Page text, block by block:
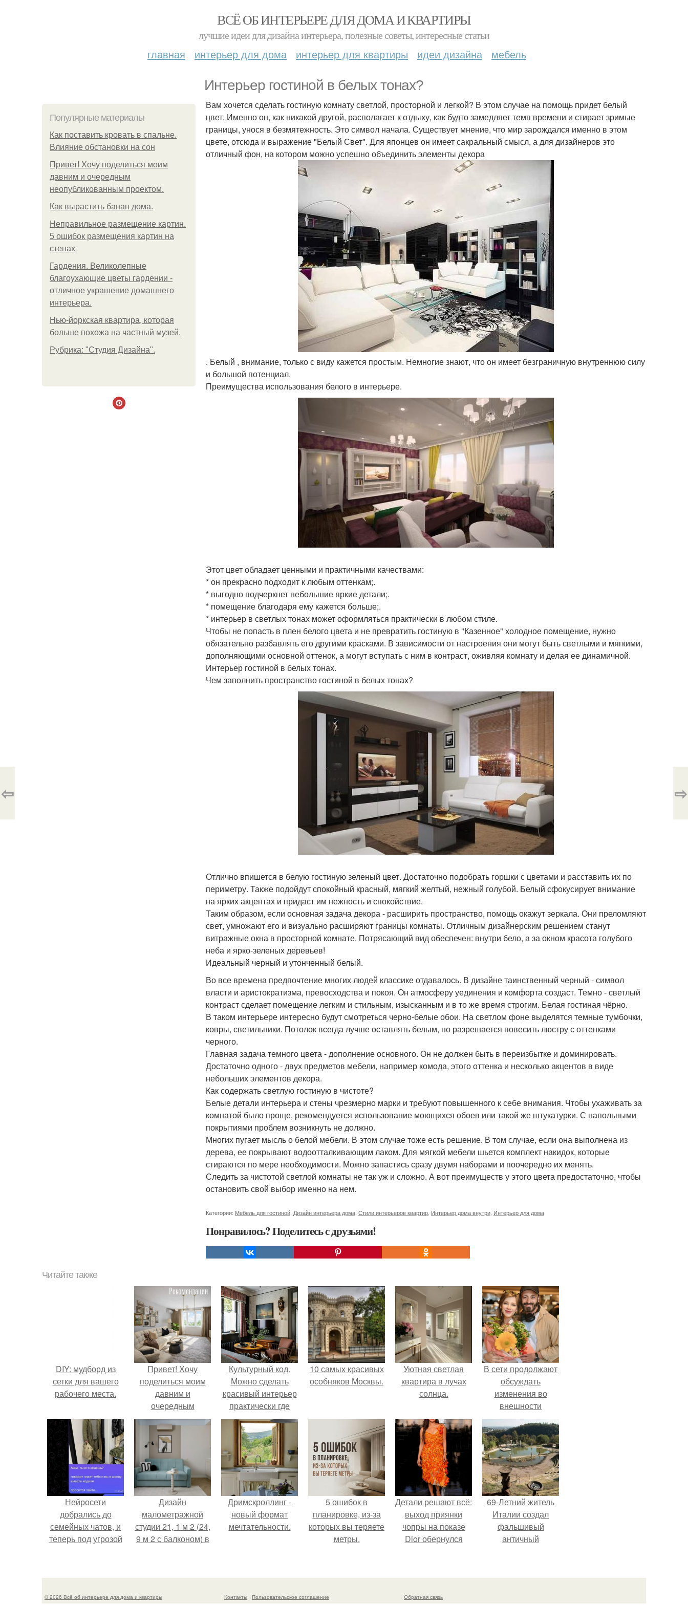
ВСЁ ОБ ИНТЕРЬЕРЕ ДЛЯ ДОМА И КВАРТИРЫ
лучшие идеи для дизайна интерьера, полезные советы, интересные статьи
главная интерьер для дома интерьер для квартиры идеи дизайна мебель
Интерьер гостиной в белых тонах?
Популярные материалы
Как поставить кровать в спальне.
Влияние обстановки на сон
Привет! Хочу поделиться моим
давним и очередным
неопубликованным проектом.
Как вырастить банан дома.
Неправильное размещение картин.
5 ошибок размещения картин на
стенах
Гардения. Великолепные
благоухающие цветы гардении -
отличное украшение домашнего
интерьера.
Нью-йоркская квартира, которая
больше похожа на частный музей.
Рубрика: "Студия Дизайна".
Вам хочется сделать гостиную комнату светлой, просторной и легкой? В этом случае на помощь придет белый
цвет. Именно он, как никакой другой, располагает к отдыху, как будто замедляет темп времени и стирает зримые
границы, унося в безмятежность. Это символ начала. Существует мнение, что мир зарождался именно в этом
цвете, отсюда и выражение "Белый Свет". Для японцев он имеет сакральный смысл, а для дизайнеров это
отличный фон, на котором можно успешно объединить элементы декора
. Белый , внимание, только с виду кажется простым. Немногие знают, что он имеет безграничную внутреннюю силу
и большой потенциал.
Преимущества использования белого в интерьере.
Этот цвет обладает ценными и практичными качествами:
* он прекрасно подходит к любым оттенкам;.
* выгодно подчеркнет небольшие яркие детали;.
* помещение благодаря ему кажется больше;.
* интерьер в светлых тонах может оформляться практически в любом стиле.
Чтобы не попасть в плен белого цвета и не превратить гостиную в "Казенное" холодное помещение, нужно
обязательно разбавлять его другими красками. В зависимости от настроения они могут быть светлыми и мягкими,
дополняющими основной оттенок, а могут вступать с ним в контраст, оживляя комнату и делая ее динамичной.
Интерьер гостиной в белых тонах.
Чем заполнить пространство гостиной в белых тонах?
Отлично впишется в белую гостиную зеленый цвет. Достаточно подобрать горшки с цветами и расставить их по
периметру. Также подойдут спокойный красный, мягкий желтый, нежный голубой. Белый сфокусирует внимание
на ярких акцентах и придаст им нежность и спокойствие.
Таким образом, если основная задача декора - расширить пространство, помощь окажут зеркала. Они преломляют
свет, умножают его и визуально расширяют границы комнаты. Отличным дизайнерским решением станут
витражные окна в просторной комнате. Потрясающий вид обеспечен: внутри бело, а за окном красота голубого
неба и ярко-зеленых деревьев!
Идеальный черный и утонченный белый.
Во все времена предпочтение многих людей классике отдавалось. В дизайне таинственный черный - символ
власти и аристократизма, превосходства и покоя. Он атмосферу уединения и комфорта создаст. Темно - светлый
контраст сделает помещение легким и стильным, изысканным и в то же время строгим. Белая гостиная чёрно.
В таком интерьере интересно будут смотреться черно-белые обои. На светлом фоне выделятся темные тумбочки,
ковры, светильники. Потолок всегда лучше оставлять белым, но разрешается повесить люстру с оттенками
черного.
Главная задача темного цвета - дополнение основного. Он не должен быть в переизбытке и доминировать.
Достаточно одного - двух предметов мебели, например комода, этого оттенка и несколько акцентов в виде
небольших элементов декора.
Как содержать светлую гостиную в чистоте?
Белые детали интерьера и стены чрезмерно марки и требуют повышенного к себе внимания. Чтобы ухаживать за
комнатой было проще, рекомендуется использование моющихся обоев или такой же штукатурки. С напольными
покрытиями проблем возникнуть не должно.
Многих пугает мысль о белой мебели. В этом случае тоже есть решение. В том случае, если она выполнена из
дерева, ее покрывают водоотталкивающим лаком. Для мягкой мебели шьется комплект накидок, которые
стираются по мере необходимости. Можно запастись сразу двумя наборами и поочередно их менять.
Следить за чистотой светлой комнаты не так уж и сложно. А вот преимуществ у этого цвета предостаточно, чтобы
остановить свой выбор именно на нем.
Категории: Мебель для гостиной Дизайн интерьера дома Стили интерьеров квартир Интерьер дома внутри Интерьер для дома
Понравилось? Поделитесь с друзьями!
⇦ ⇨
Читайте также
DIY: мудборд из
сетки для вашего
рабочего места.
Привет! Хочу
поделиться моим
давним и
очередным
неопубликованным
проектом.
Культурный код.
Можно сделать
красивый интерьер
практически где
угодно.
10 самых красивых
особняков Москвы.
Уютная светлая
квартира в лучах
солнца.
В сети продолжают
обсуждать
изменения во
внешности
актрисы.
Нейросети
добрались до
семейных чатов, и
теперь под угрозой
Дизайн
малометражной
студии 21, 1 м 2 (24,
9 м 2 с балконом) в
Дримскроллинг -
новый формат
мечтательности.
5 ошибок в
планировке, из-за
которых вы теряете
метры.
Детали решают всё:
выход приянки
чопры на показе
Dior обернулся
пошива.
69-Летний житель
Италии создал
фальшивый
античный
успешно выдавал
© 2026 Всё об интерьере для дома и квартиры Контакты Пользовательское соглашение Обратная связь